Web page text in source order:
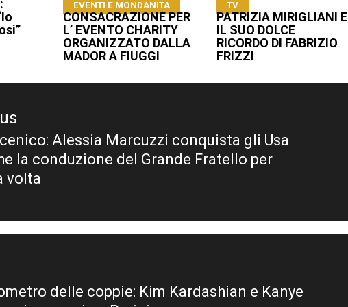
EVENTI E MONDANITA
CONSACRAZIONE PER
L’ EVENTO CHARITY
ORGANIZZATO DALLA
MADOR A FIUGGI
TV
PATRIZIA MIRIGLIANI E
IL SUO DOLCE
RICORDO DI FABRIZIO
FRIZZI
Alessia Marcuzzi conquista gli Usa
la conduzione del Grande Fratello per
volta
delle coppie: Kim Kardashian e Kanye